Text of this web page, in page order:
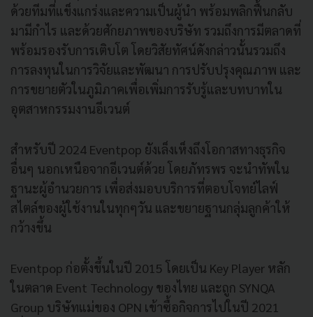
ด้วยทีมที่แข็งแกร่งและความเป็นผู้นำ พร้อมพลิกฟื้นกลับ
มามีกำไร และด้วยศักยภาพของบริษัท รวมถึงการมีตลาดที่
พร้อมรองรับการเติบโต โดยวิสัยทัศน์ดังกล่าวนั้นรวมถึง
การลงทุนในการวิจัยและพัฒนา การปรับปรุงคุณภาพ และ
การขยายตัวในภูมิภาคเพื่อเพิ่มการรับรู้และบทบาทใน
อุตสาหกรรมงานอีเวนต์
สำหรับปี 2024 Eventpop ยังเล็งเห็งถึงโอกาสทางธุรกิจ
อื่นๆ นอกเหนือจากอีเวนต์ด้วย โดยภัทรพร จะนำทัพใน
ฐานะผู้อำนวยการ เพื่อส่งมอบบริการที่ตอบโจทย์ไลฟ์
สไตล์ของผู้ใช้งานในทุกๆวัน และขยายฐานกลุ่มลูกค้าให้
กว้างขึ้น
Eventpop ก่อตั้งขึ้นในปี 2015 โดยเป็น Key Player หลัก
ในตลาด Event Technology ของไทย และถูก SYNQA
Group บริษัทแม่ของ OPN เข้าซื้อกิจการไปในปี 2021